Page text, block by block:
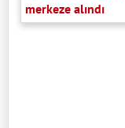
merkeze alındı